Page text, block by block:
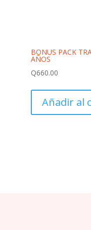
BONUS PACK
AÑOS
Q660.00
Añadir al